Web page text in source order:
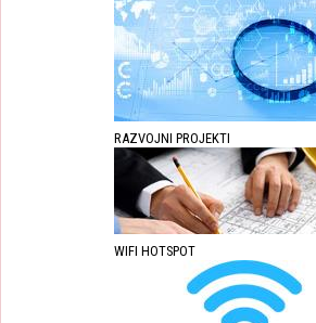
RAZVOJNI PROJEKTI
WIFI HOTSPOT